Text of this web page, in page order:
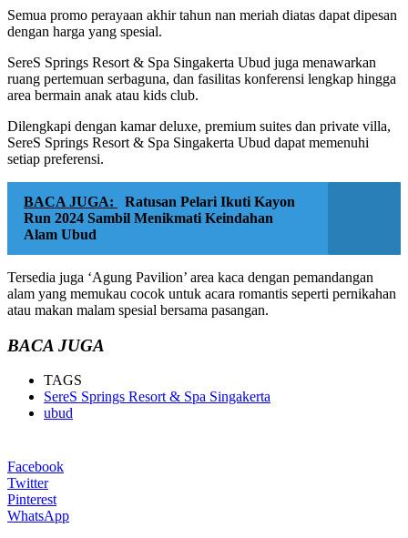
Semua promo perayaan akhir tahun nan meriah diatas dapat dipesan
dengan harga yang spesial.
SereS Springs Resort & Spa Singakerta Ubud juga menawarkan
ruang pertemuan serbaguna, dan fasilitas konferensi lengkap hingga
area bermain anak atau kids club.
Dilengkapi dengan kamar deluxe, premium suites dan private villa,
SereS Springs Resort & Spa Singakerta Ubud dapat memenuhi
setiap preferensi.
BACA JUGA:
Ratusan Pelari Ikuti Kayon
Run 2024 Sambil Menikmati Keindahan
Alam Ubud
Tersedia juga ‘Agung Pavilion’ area kaca dengan pemandangan
alam yang memukau cocok untuk acara romantis seperti pernikahan
atau makan malam spesial bersama pasangan.
BACA JUGA
TAGS
SereS Springs Resort & Spa Singakerta
ubud
Facebook
Twitter
Pinterest
WhatsApp